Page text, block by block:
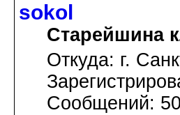
sokol
Старейшина
Откуда: г.
Сообщений: